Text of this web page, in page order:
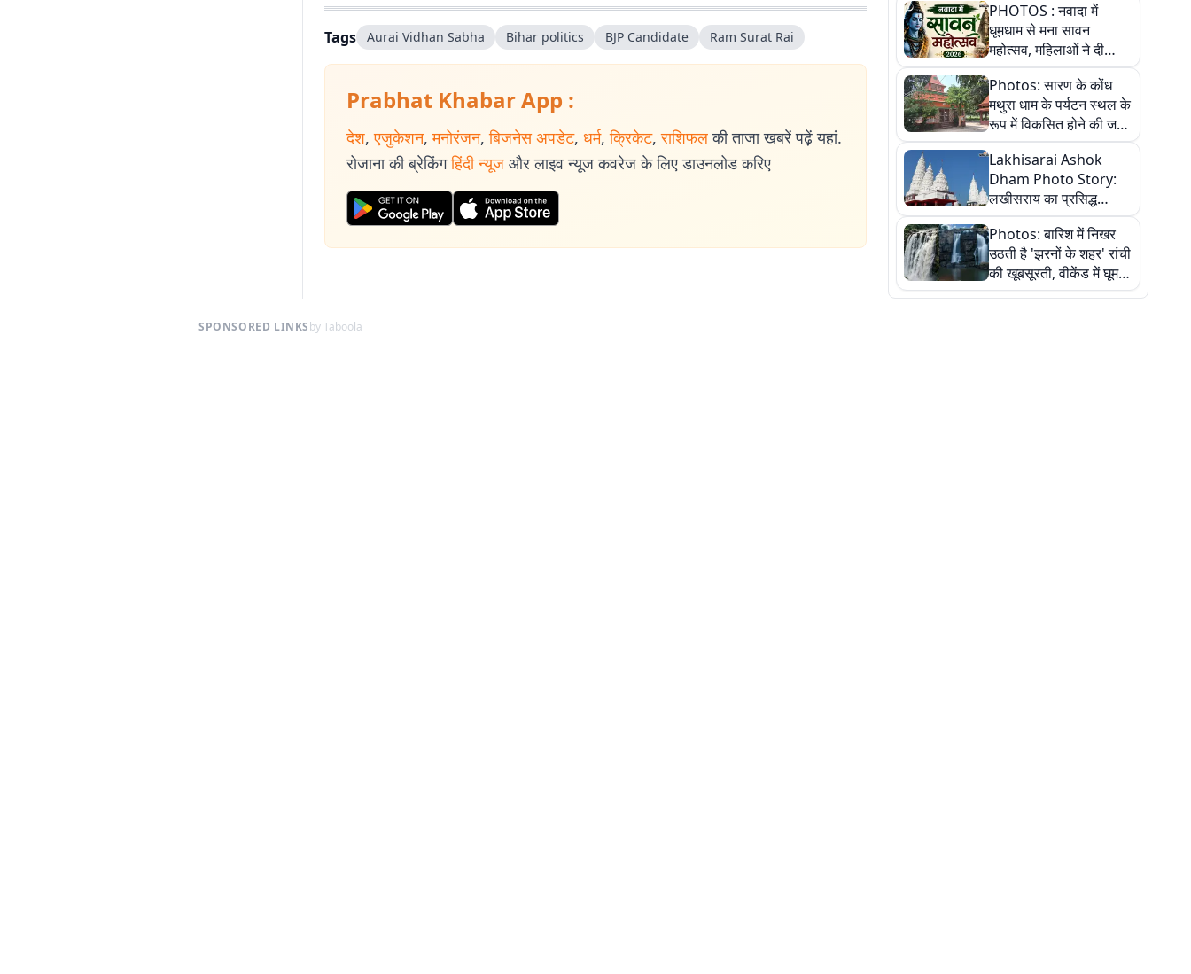
Tags Aurai Vidhan Sabha Bihar politics BJP Candidate Ram Surat Rai
Prabhat Khabar App :
देश, एजुकेशन, मनोरंजन, बिजनेस अपडेट, धर्म, क्रिकेट, राशिफल की ताजा खबरें पढ़ें यहां.
रोजाना की ब्रेकिंग हिंदी न्यूज और लाइव न्यूज कवरेज के लिए डाउनलोड करिए
PHOTOS : नवादा में
धूमधाम से मना सावन
महोत्सव, महिलाओं ने दी
सांस्कृतिक प्रस्तुतियां
Photos: सारण के कोंध
मथुरा धाम के पर्यटन स्थल के
रूप में विकसित होने की जगी
आस, 9 तस्वीरों में देखें पूरी
कहानी
Lakhisarai Ashok
Dham Photo Story:
लखीसराय का प्रसिद्ध
अशोक धाम—आस्था,
श्रृंगार, अनुष्ठान और
अलौकिक संध्या आरती के
विहंगम दृश्य
Photos: बारिश में निखर
उठती है 'झरनों के शहर' रांची
की खूबसूरती, वीकेंड में घूम
आएं ये 5 वादियां
SPONSORED LINKSby Taboola